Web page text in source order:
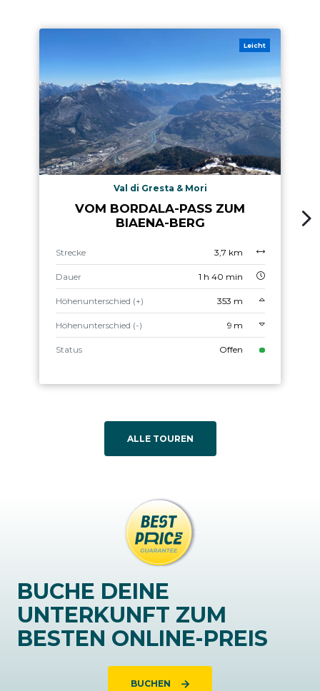
Leicht
Val di Gresta & Mori
VOM BORDALA-PASS ZUM
BIAENA-BERG
Strecke 3,7 km
Dauer 1 h 40 min
Höhenunterschied (+) 353 m
Höhenunterschied (-) 9 m
Status Offen
ALLE TOUREN
BUCHE DEINE
UNTERKUNFT ZUM
BESTEN ONLINE-PREIS
BUCHEN